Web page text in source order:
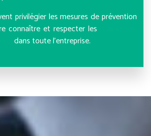
privilégier les mesures de prévention
connaître et respecter les
dans toute l’entreprise.